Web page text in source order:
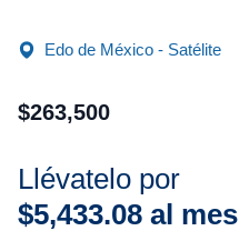
Edo de México - Satélite
$263,500
Llévatelo por
$5,433.08 al mes